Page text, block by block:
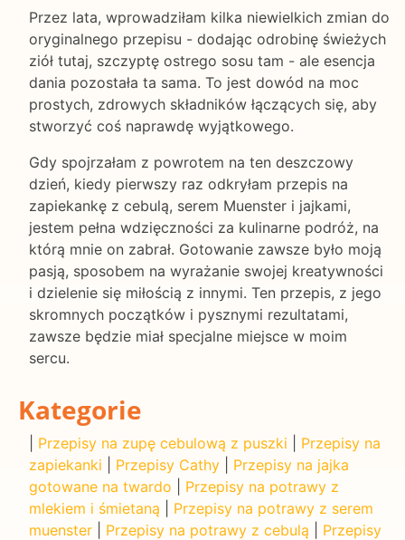
Przez lata, wprowadziłam kilka niewielkich zmian do
oryginalnego przepisu - dodając odrobinę świeżych
ziół tutaj, szczyptę ostrego sosu tam - ale esencja
dania pozostała ta sama. To jest dowód na moc
prostych, zdrowych składników łączących się, aby
stworzyć coś naprawdę wyjątkowego.
Gdy spojrzałam z powrotem na ten deszczowy
dzień, kiedy pierwszy raz odkryłam przepis na
zapiekankę z cebulą, serem Muenster i jajkami,
jestem pełna wdzięczności za kulinarne podróż, na
którą mnie on zabrał. Gotowanie zawsze było moją
pasją, sposobem na wyrażanie swojej kreatywności
i dzielenie się miłością z innymi. Ten przepis, z jego
skromnych początków i pysznymi rezultatami,
zawsze będzie miał specjalne miejsce w moim
sercu.
Kategorie
Przepisy na zupę cebulową z puszki
Przepisy na
zapiekanki
Przepisy Cathy
Przepisy na jajka
gotowane na twardo
Przepisy na potrawy z
mlekiem i śmietaną
Przepisy na potrawy z serem
muenster
Przepisy na potrawy z cebulą
Przepisy